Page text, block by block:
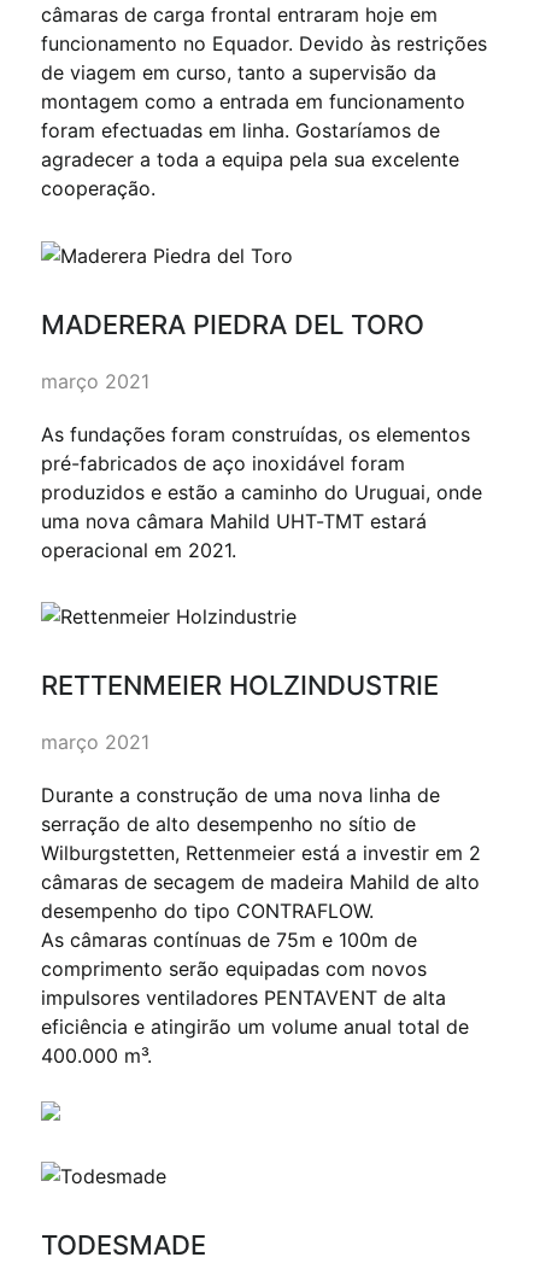
câmaras de carga frontal entraram hoje em
funcionamento no Equador. Devido às restrições
de viagem em curso, tanto a supervisão da
montagem como a entrada em funcionamento
foram efectuadas em linha. Gostaríamos de
agradecer a toda a equipa pela sua excelente
cooperação.
MADERERA PIEDRA DEL TORO
março 2021
As fundações foram construídas, os elementos
pré-fabricados de aço inoxidável foram
produzidos e estão a caminho do Uruguai, onde
uma nova câmara Mahild UHT-TMT estará
operacional em 2021.
RETTENMEIER HOLZINDUSTRIE
março 2021
Durante a construção de uma nova linha de
serração de alto desempenho no sítio de
Wilburgstetten, Rettenmeier está a investir em 2
câmaras de secagem de madeira Mahild de alto
desempenho do tipo CONTRAFLOW.
As câmaras contínuas de 75m e 100m de
comprimento serão equipadas com novos
impulsores ventiladores PENTAVENT de alta
eficiência e atingirão um volume anual total de
400.000 m³.
TODESMADE